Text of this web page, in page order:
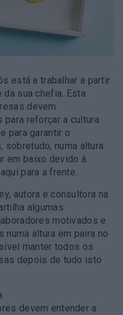
está a trabalhar a partir
da sua chefia. Esta
devem
reforçar a cultura
para garantir o
, sobretudo, numa altura
em baixo devido à
para a frente.
autora e consultora na
algumas
motivados e
altura em paira no
manter todos os
depois de tudo isto
devem entender a